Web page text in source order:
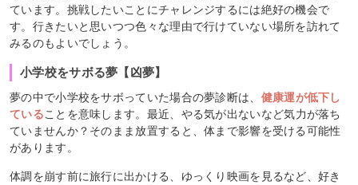
ています。挑戦したいことにチャレンジするには絶好の機会で
す。行きたいと思いつつ色々な理由で行けていない場所を訪れて
みるのもよいでしょう。
小学校をサボる夢【凶夢】
夢の中で小学校をサボっていた場合の夢診断は、 健康運が低下し
ていることを意味します。最近、やる気が出ないなど気力が落ち
ていませんか？そのまま放置すると、体まで影響を受ける可能性
があります。
体調を崩す前に旅行に出かける、ゆっくり映画を見るなど、好き